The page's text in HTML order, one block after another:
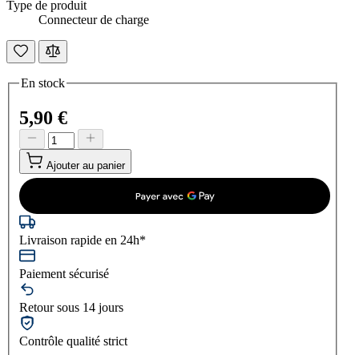
Type de produit
Connecteur de charge
En stock
5,90 €
Ajouter au panier
Livraison rapide en 24h*
Paiement sécurisé
Retour sous 14 jours
Contrôle qualité strict